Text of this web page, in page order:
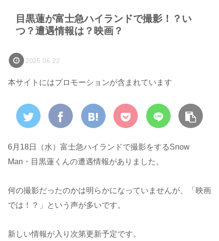
目黒蓮が富士急ハイランドで撮影！？い
つ？遭遇情報は？映画？
2025.06.22
本サイトにはプロモーションが含まれています
6月18日（水）富士急ハイランドで撮影をするSnow
Man・目黒蓮くんの遭遇情報がありました。
何の撮影だったのかは明らかになっていませんが、「映画
では！？」という声が多いです。
新しい情報が入り次第更新予定です。